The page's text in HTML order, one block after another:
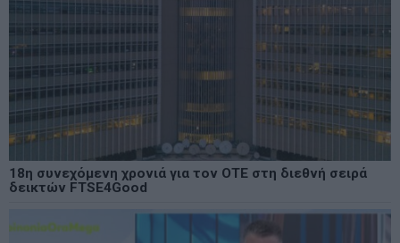
18η συνεχόμενη χρονιά για τον ΟΤΕ στη διεθνή σειρά
δεικτών FTSE4Good